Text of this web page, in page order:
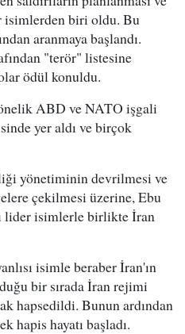
isimlerden biri oldu. Bu
aranmaya başlandı.
"terör" listesine
ödül konuldu.
ABD ve NATO işgali
yer aldı ve birçok
yönetiminin devrilmesi ve
çekilmesi üzerine, Ebu
lider isimlerle birlikte İran
isimle beraber İran'ın
bir sırada İran rejimi
hapsedildi. Bunun ardından
hapis hayatı başladı.